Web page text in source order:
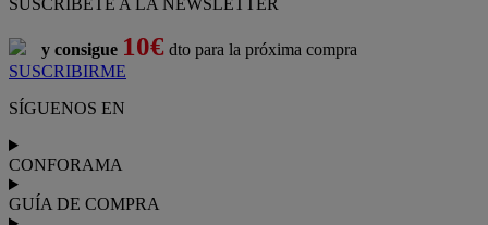
SUSCRÍBETE A LA NEWSLETTER
y consigue 10€ dto para la próxima compra
SUSCRIBIRME
SÍGUENOS EN
CONFORAMA
GUÍA DE COMPRA